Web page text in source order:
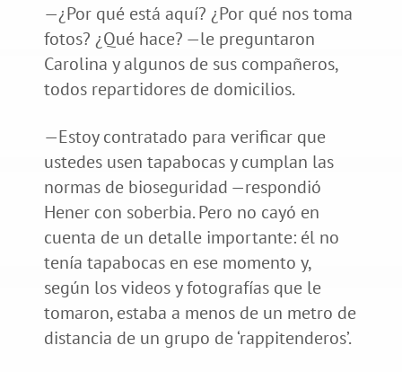
—¿Por qué está aquí? ¿Por qué nos toma
fotos? ¿Qué hace? —le preguntaron
Carolina y algunos de sus compañeros,
todos repartidores de domicilios.
—Estoy contratado para verificar que
ustedes usen tapabocas y cumplan las
normas de bioseguridad —respondió
Hener con soberbia. Pero no cayó en
cuenta de un detalle importante: él no
tenía tapabocas en ese momento y,
según los videos y fotografías que le
tomaron, estaba a menos de un metro de
distancia de un grupo de ‘rappitenderos’.